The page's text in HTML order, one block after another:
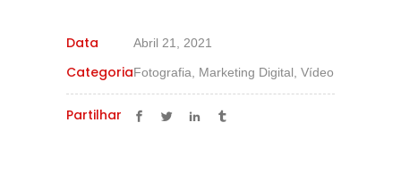
Data Abril 21, 2021
CategoriaFotografia, Marketing Digital, Vídeo
Partilhar